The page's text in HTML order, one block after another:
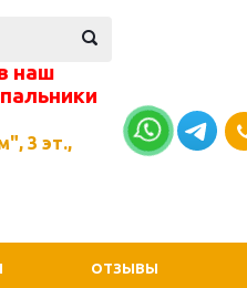
наш
3 эт.,
ОТЗЫВЫ